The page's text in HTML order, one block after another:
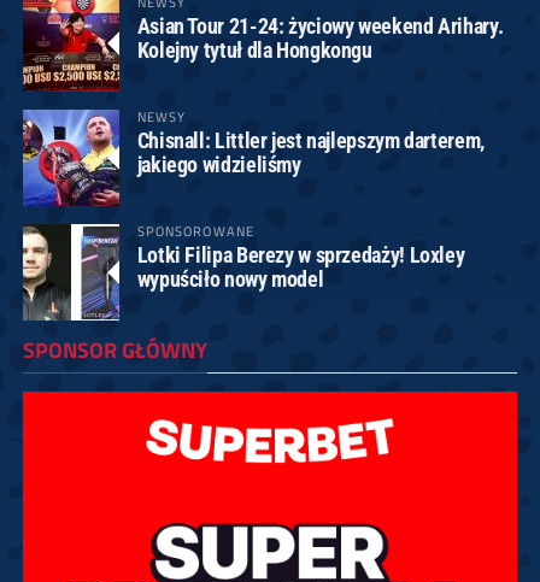
Asian Tour 21-24: życiowy weekend Arihary.
Kolejny tytuł dla Hongkongu
NEWSY
Chisnall: Littler jest najlepszym darterem,
jakiego widzieliśmy
SPONSOROWANE
Lotki Filipa Berezy w sprzedaży! Loxley
wypuściło nowy model
SPONSOR GŁÓWNY